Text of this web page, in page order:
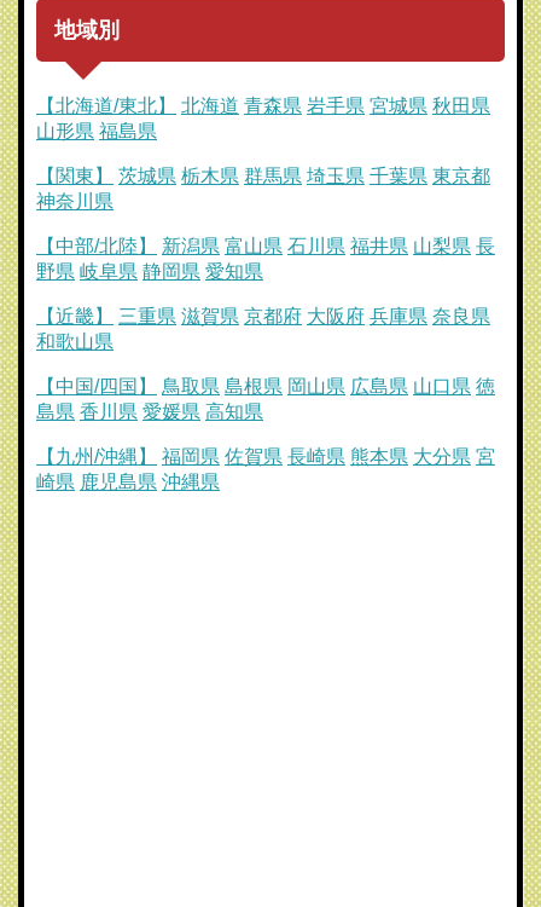
地域別
【北海道/東北】 北海道 青森県 岩手県 宮城県 秋田県
山形県 福島県
【関東】 茨城県 栃木県 群馬県 埼玉県 千葉県 東京都
神奈川県
【中部/北陸】 新潟県 富山県 石川県 福井県 山梨県 長
野県 岐阜県 静岡県 愛知県
【近畿】 三重県 滋賀県 京都府 大阪府 兵庫県 奈良県
和歌山県
【中国/四国】 鳥取県 島根県 岡山県 広島県 山口県 徳
島県 香川県 愛媛県 高知県
【九州/沖縄】 福岡県 佐賀県 長崎県 熊本県 大分県 宮
崎県 鹿児島県 沖縄県